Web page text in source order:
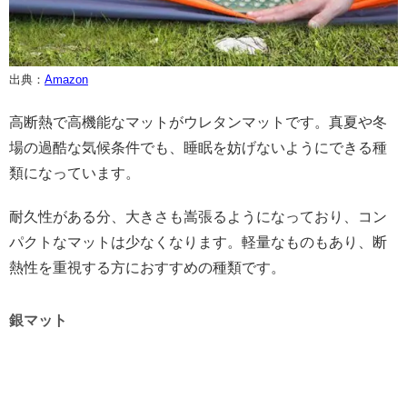
出典： Amazon
高断熱で高機能なマットがウレタンマットです。真夏や冬
場の過酷な気候条件でも、睡眠を妨げないようにできる種
類になっています。
耐久性がある分、大きさも嵩張るようになっており、コン
パクトなマットは少なくなります。軽量なものもあり、断
熱性を重視する方におすすめの種類です。
銀マット